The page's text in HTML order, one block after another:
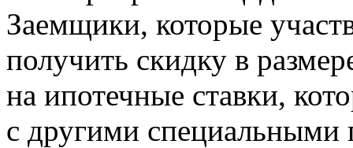
Заемщики, которые
получить скидку в
на ипотечные ставки,
с другими специальными